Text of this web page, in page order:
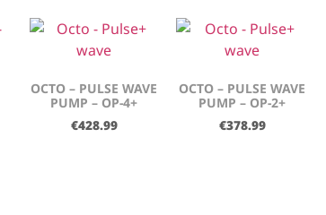
OCTO – PULSE WAVE
PUMP – OP-4+
€428.99
OCTO – PULSE WAVE
PUMP – OP-2+
€378.99